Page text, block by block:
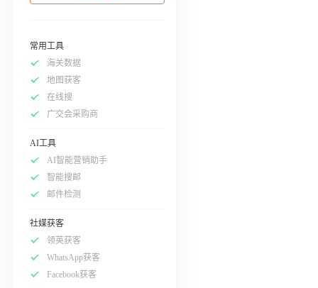
常用工具
海关数据
地图获客
在线搜
广交会采购商
AI工具
AI智能营销助手
智能搜邮
邮件检测
社媒获客
领英获客
WhatsApp获客
Facebook获客